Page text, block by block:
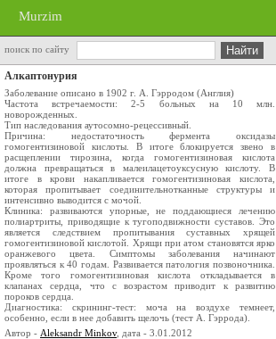
Murzim
поиск по сайту
Алкаптонурия
Заболевание описано в 1902 г. А. Гэрродом (Англия)
Частота встречаемости: 2-5 больных на 10 млн.
новорожденных.
Тип наследования аутосомно-рецессивный.
Причина: недостаточность фермента оксидазы
гомогентизиновой кислоты. В итоге блокируется звено в
расщеплении тирозина, когда гомогентизиновая кислота
должна превращаться в малеилацетоуксусную кислоту. В
итоге в крови накапливается гомогентизиновая кислота,
которая пропитывает соединительнотканные структуры и
интенсивно выводится с мочой.
Клиника: развиваются упорные, не поддающиеся лечению
полиартриты, приводящие к тугоподвижности суставов. Это
является следствием пропитывания суставных хрящей
гомогентизиновой кислотой. Хрящи при атом становятся ярко
оранжевого цвета. Симптомы заболевания начинают
проявляться к 40 годам. Развивается патология позвоночника.
Кроме того гомогентизиновая кислота откладывается в
клапанах сердца, что с возрастом приводит к развитию
пороков сердца.
Диагностика: скрининг-тест: моча на воздухе темнеет,
особенно, если в нее добавить щелочь (тест А. Гэррода).
Автор - Aleksandr Minkov, дата - 3.01.2012